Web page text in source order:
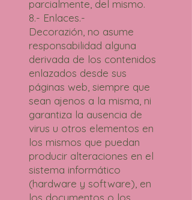
parcialmente, del mismo.
8.- Enlaces.-
Decorazión, no asume
responsabilidad alguna
derivada de los contenidos
enlazados desde sus
páginas web, siempre que
sean ajenos a la misma, ni
garantiza la ausencia de
virus u otros elementos en
los mismos que puedan
producir alteraciones en el
sistema informático
(hardware y software), en
los documentos o los